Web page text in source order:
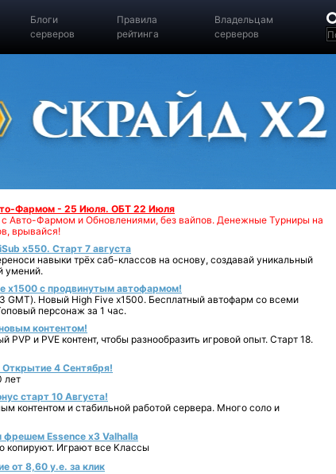
Блоги
серверов
Правила
рейтинга
Владельцам
серверов
Фармом - 25 Июля. ОБТ 22 Июля
с Авто-Фармом и Обновлениями, без вайпов. Денежные Турниры на
врывайся!
x550. Старт 7 августа
навыки трёх саб-классов на основу, создавай уникальный
умений.
x1500 с продвинутым автофармом!
Новый High Five x1500. Бесплатный автофарм со всеми
персонаж за 1 час.
контентом!
и PVE контент, чтобы разнообразить игровой опыт. Старт 18.
Открытие 4 Сентября!
лет
старт 10 Августа!
контентом и стабильной работой сервера. Много соло и
Essence x3 Valhalla
копируют. Играют все Классы
от 8,60 у.е. за клик